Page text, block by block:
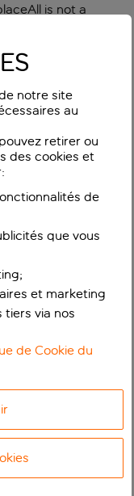
is not a
notre site
au
retirer ou
des cookies et
de
que vous
et marketing
tiers via nos
de Cookie du